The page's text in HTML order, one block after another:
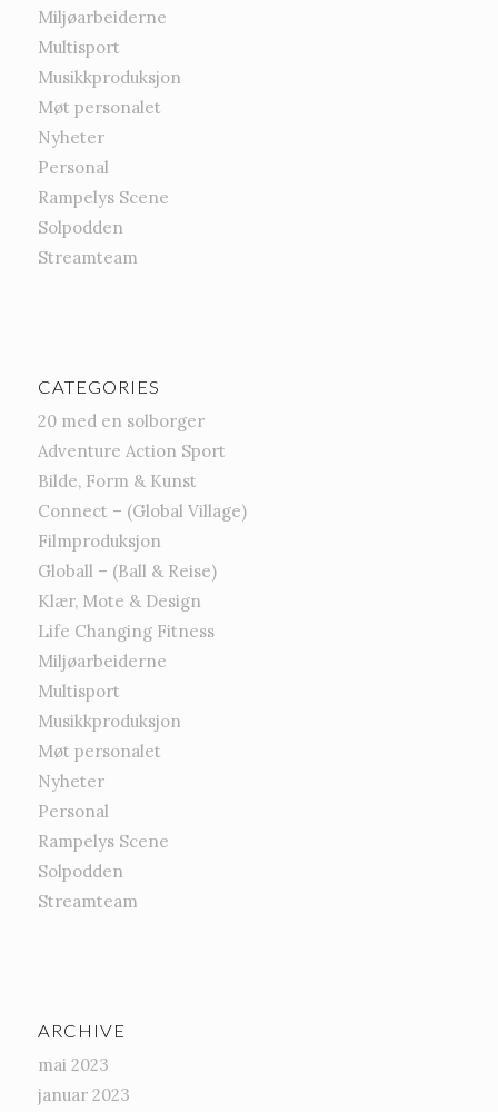
Miljøarbeiderne
Multisport
Musikkproduksjon
Møt personalet
Nyheter
Personal
Rampelys Scene
Solpodden
Streamteam
CATEGORIES
20 med en solborger
Adventure Action Sport
Bilde, Form & Kunst
Connect – (Global Village)
Filmproduksjon
Globall – (Ball & Reise)
Klær, Mote & Design
Life Changing Fitness
Miljøarbeiderne
Multisport
Musikkproduksjon
Møt personalet
Nyheter
Personal
Rampelys Scene
Solpodden
Streamteam
ARCHIVE
mai 2023
januar 2023